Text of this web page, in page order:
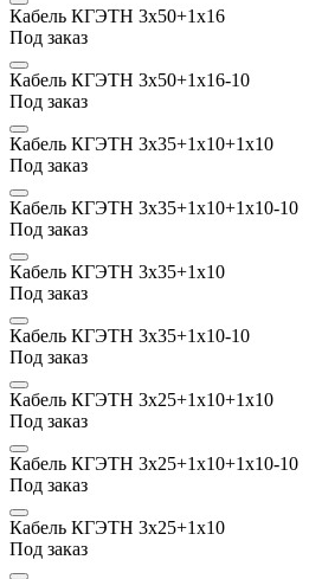
Кабель КГЭТН 3х50+1х16
Под заказ
Кабель КГЭТН 3х50+1х16-10
Под заказ
Кабель КГЭТН 3х35+1х10+1х10
Под заказ
Кабель КГЭТН 3х35+1х10+1х10-10
Под заказ
Кабель КГЭТН 3х35+1х10
Под заказ
Кабель КГЭТН 3х35+1х10-10
Под заказ
Кабель КГЭТН 3х25+1х10+1х10
Под заказ
Кабель КГЭТН 3х25+1х10+1х10-10
Под заказ
Кабель КГЭТН 3х25+1х10
Под заказ